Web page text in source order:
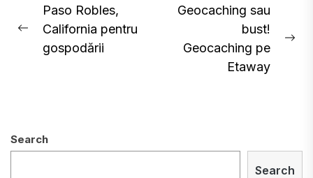
Post
navigation
Previous
post:
Paso Robles,
California pentru
gospodării
Geocaching sau
bust!
Geocaching pe
Etaway
Search
Search